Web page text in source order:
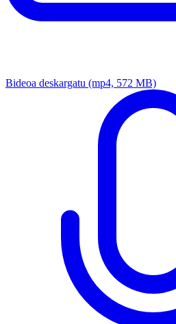
Bideoa deskargatu (mp4, 572 MB)